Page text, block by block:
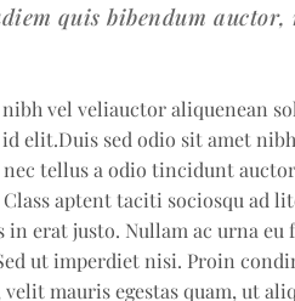
quis bibendum
vel veliauctor aliquenean
elit.Duis sed odio sit amet
tellus a odio tincidunt
aptent taciti sociosqu ad
in erat justo. Nullam ac urna
ut imperdiet nisi. Proin
mauris egestas quam, ut